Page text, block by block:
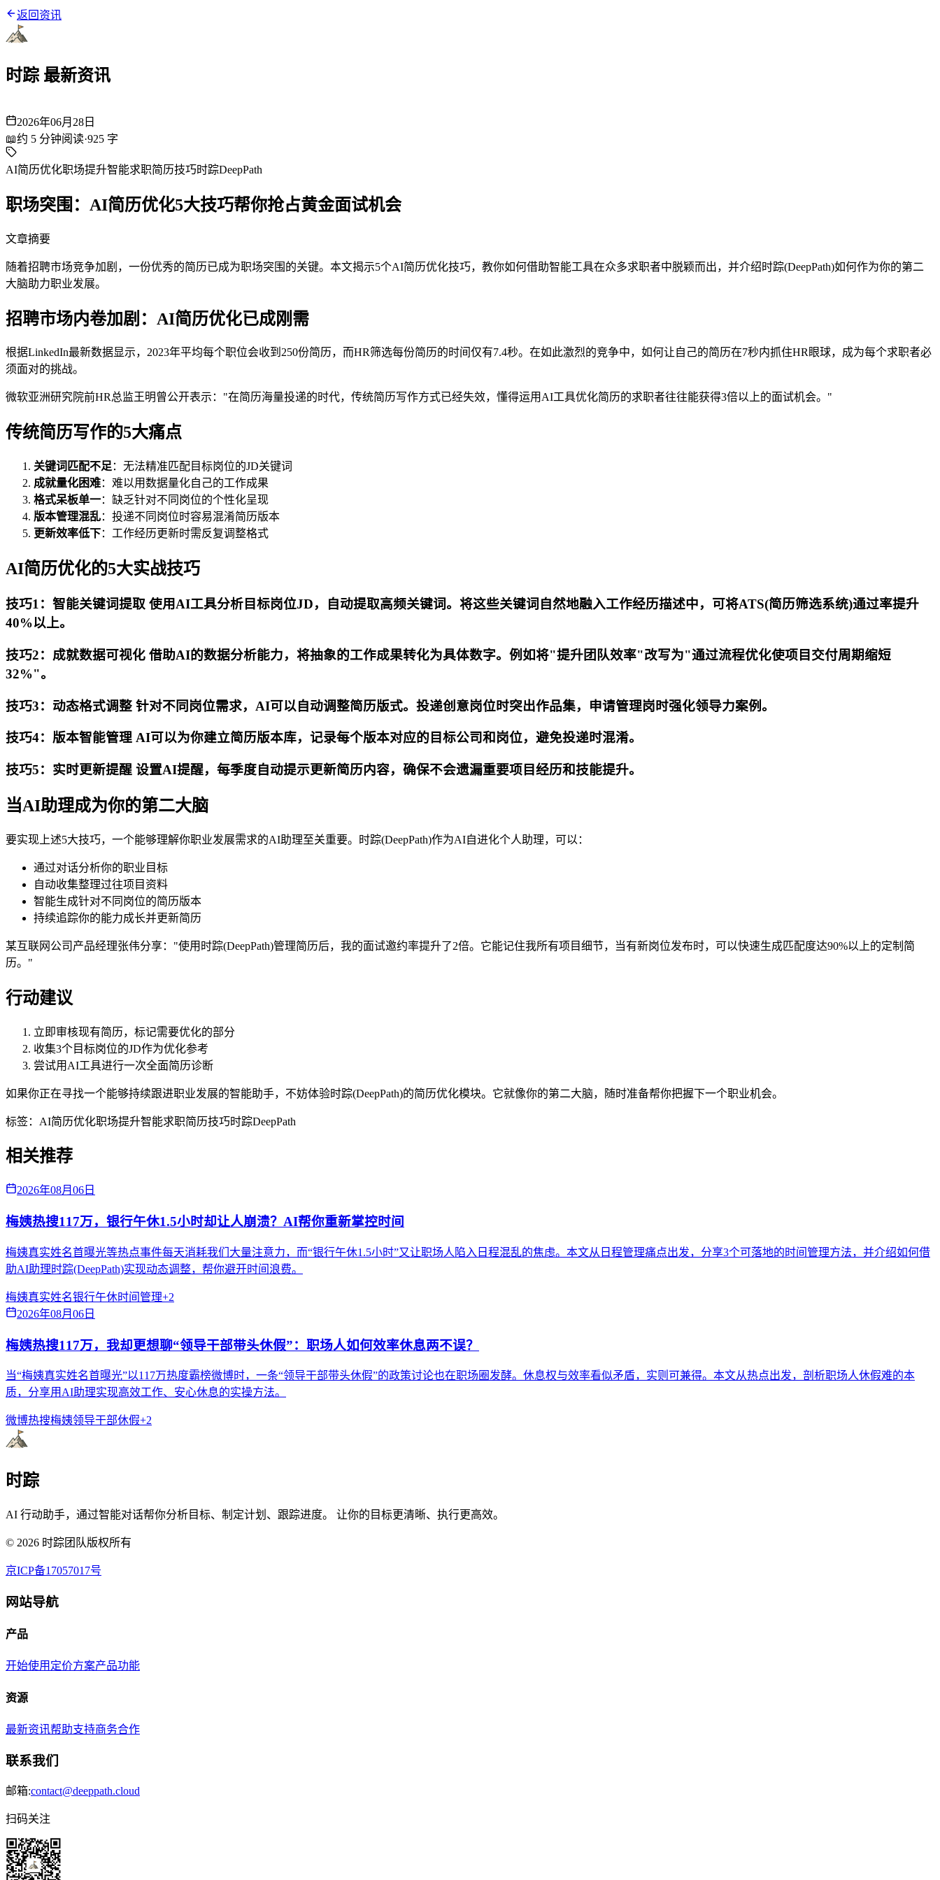
返回资讯
时踪 最新资讯
2026年06月28日
📖约 5 分钟阅读·925 字
AI简历优化职场提升智能求职简历技巧时踪DeepPath
职场突围：AI简历优化5大技巧帮你抢占黄金面试机会
文章摘要
随着招聘市场竞争加剧，一份优秀的简历已成为职场突围的关键。本文揭示5个AI简历优化技巧，教你如何借助智能工具在众多求职者中脱颖而出，并介绍时踪(DeepPath)如何作为你的第二
大脑助力职业发展。
招聘市场内卷加剧：AI简历优化已成刚需
根据LinkedIn最新数据显示，2023年平均每个职位会收到250份简历，而HR筛选每份简历的时间仅有7.4秒。在如此激烈的竞争中，如何让自己的简历在7秒内抓住HR眼球，成为每个求职者必
须面对的挑战。
微软亚洲研究院前HR总监王明曾公开表示："在简历海量投递的时代，传统简历写作方式已经失效，懂得运用AI工具优化简历的求职者往往能获得3倍以上的面试机会。"
传统简历写作的5大痛点
关键词匹配不足 ：无法精准匹配目标岗位的JD关键词
成就量化困难：难以用数据量化自己的工作成果
格式呆板单一：缺乏针对不同岗位的个性化呈现
版本管理混乱：投递不同岗位时容易混淆简历版本
更新效率低下：工作经历更新时需反复调整格式
AI简历优化的5大实战技巧
技巧1：智能关键词提取 使用AI工具分析目标岗位JD，自动提取高频关键词。将这些关键词自然地融入工作经历描述中，可将ATS(简历筛选系统)通过率提升
40%以上。
技巧2：成就数据可视化 借助AI的数据分析能力，将抽象的工作成果转化为具体数字。例如将"提升团队效率"改写为"通过流程优化使项目交付周期缩短
32%"。
技巧3：动态格式调整 针对不同岗位需求，AI可以自动调整简历版式。投递创意岗位时突出作品集，申请管理岗时强化领导力案例。
技巧4：版本智能管理 AI可以为你建立简历版本库，记录每个版本对应的目标公司和岗位，避免投递时混淆。
技巧5：实时更新提醒 设置AI提醒，每季度自动提示更新简历内容，确保不会遗漏重要项目经历和技能提升。
当AI助理成为你的第二大脑
要实现上述5大技巧，一个能够理解你职业发展需求的AI助理至关重要。时踪(DeepPath)作为AI自进化个人助理，可以：
通过对话分析你的职业目标
自动收集整理过往项目资料
智能生成针对不同岗位的简历版本
持续追踪你的能力成长并更新简历
某互联网公司产品经理张伟分享："使用时踪(DeepPath)管理简历后，我的面试邀约率提升了2倍。它能记住我所有项目细节，当有新岗位发布时，可以快速生成匹配度达90%以上的定制简
历。"
行动建议
立即审核现有简历，标记需要优化的部分
收集3个目标岗位的JD作为优化参考
尝试用AI工具进行一次全面简历诊断
如果你正在寻找一个能够持续跟进职业发展的智能助手，不妨体验时踪(DeepPath)的简历优化模块。它就像你的第二大脑，随时准备帮你把握下一个职业机会。
标签： AI简历优化职场提升智能求职简历技巧时踪DeepPath
相关推荐
2026年08月06日
梅姨热搜117万，银行午休1.5小时却让人崩溃？AI帮你重新掌控时间
梅姨真实姓名首曝光等热点事件每天消耗我们大量注意力，而“银行午休1.5小时”又让职场人陷入日程混乱的焦虑。本文从日程管理痛点出发，分享3个可落地的时间管理方法，并介绍如何借
助AI助理时踪(DeepPath)实现动态调整，帮你避开时间浪费。
梅姨真实姓名银行午休时间管理+2
2026年08月06日
梅姨热搜117万，我却更想聊“领导干部带头休假”：职场人如何效率休息两不误？
当“梅姨真实姓名首曝光”以117万热度霸榜微博时，一条“领导干部带头休假”的政策讨论也在职场圈发酵。休息权与效率看似矛盾，实则可兼得。本文从热点出发，剖析职场人休假难的本
质，分享用AI助理实现高效工作、安心休息的实操方法。
微博热搜梅姨领导干部休假+2
时踪
AI 行动助手，通过智能对话帮你分析目标、制定计划、跟踪进度。 让你的目标更清晰、执行更高效。
© 2026 时踪团队版权所有
京ICP备17057017号
网站导航
产品
开始使用 定价方案产品功能
资源
最新资讯帮助支持商务合作
联系我们
邮箱:contact@deeppath.cloud
扫码关注